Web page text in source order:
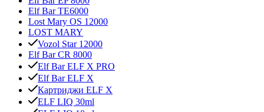
Elf Bar TE6000
Lost Mary OS 12000
LOST MARY
Vozol Star 12000
Elf Bar CR 8000
Elf Bar ELF X PRO
Elf Bar ELF X
Картриджи ELF X
ELF LIQ 30ml